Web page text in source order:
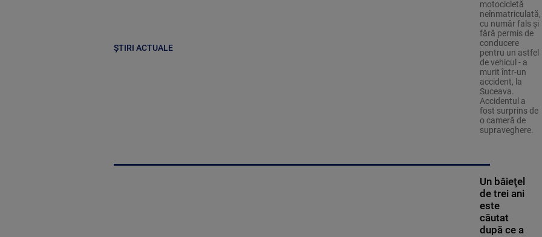
ȘTIRI ACTUALE
motocicletă
neînmatriculată,
cu număr fals și
fără permis de
conducere
pentru un astfel
de vehicul - a
murit într-un
accident, la
Suceava.
Accidentul a
fost surprins de
o cameră de
supraveghere.
Un băieţel
de trei ani
este
căutat
după ce a